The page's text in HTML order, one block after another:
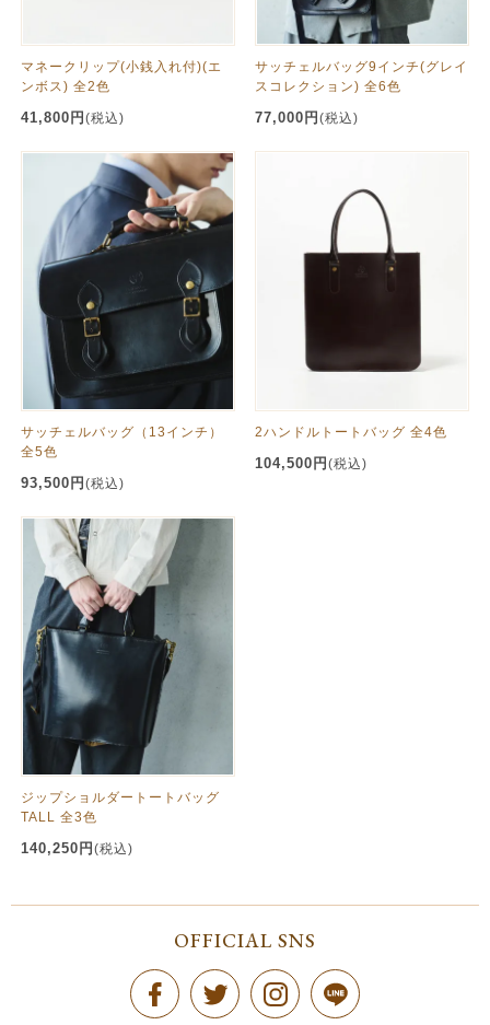
マネークリップ(小銭入れ付)(エ
ンボス) 全2色
41,800円 (税込)
サッチェルバッグ9インチ(グレイ
スコレクション) 全6色
77,000円 (税込)
サッチェルバッグ（13インチ）
全5色
93,500円 (税込)
2ハンドルトートバッグ 全4色
104,500円 (税込)
ジップショルダートートバッグ
TALL 全3色
140,250円 (税込)
OFFICIAL SNS